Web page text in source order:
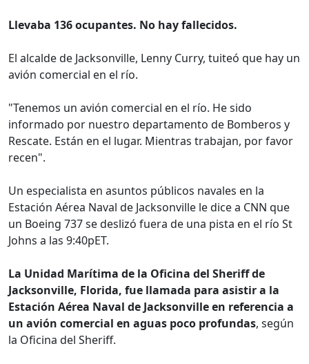
Llevaba 136 ocupantes. No hay fallecidos.
El alcalde de Jacksonville, Lenny Curry, tuiteó que hay un
avión comercial en el río.
"Tenemos un avión comercial en el río. He sido
informado por nuestro departamento de Bomberos y
Rescate. Están en el lugar. Mientras trabajan, por favor
recen".
Un especialista en asuntos públicos navales en la
Estación Aérea Naval de Jacksonville le dice a CNN que
un Boeing 737 se deslizó fuera de una pista en el río St
Johns a las 9:40pET.
La Unidad Marítima de la Oficina del Sheriff de
Jacksonville, Florida, fue llamada para asistir a la
Estación Aérea Naval de Jacksonville en referencia a
un avión comercial en aguas poco profundas, según
la Oficina del Sheriff.